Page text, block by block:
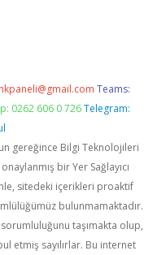
Teams:
0262 606 0 726 Telegram:
gereğince Bilgi Teknolojileri
bir Yer Sağlayıcı
sitedeki içerikleri proaktif
bulunmamaktadır.
taşımakta olup,
etmiş sayılırlar. Bu internet